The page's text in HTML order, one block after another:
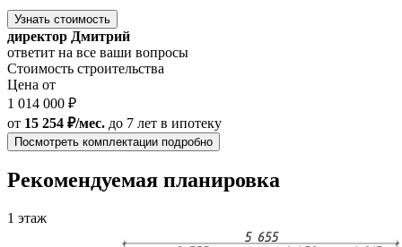
Узнать стоимость
директор Дмитрий
ответит на все ваши вопросы
Стоимость строительства
Цена от
1 014 000 ₽
от 15 254 ₽/мес. до 7 лет в ипотеку
Посмотреть комплектации подробно
Рекомендуемая планировка
1 этаж